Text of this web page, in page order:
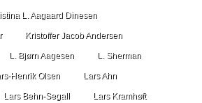
L. Aagaard Dinesen
Kristoffer Jacob Andersen
L. Bjørn Aagesen L. Sherman
Henrik Olsen Lars Ahn
Lars Behn-Segall Lars Kramhøft